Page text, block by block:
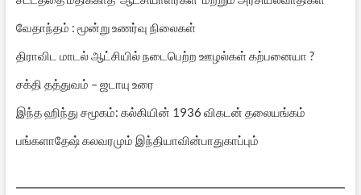
வேதாந்தம் : மூன்று உணர்வு நிலைகள்
திராவிட மாடல் ஆட்சியில் நடைபெற்ற ஊழல்கள் கற்பனையா ?
சக்தி தத்துவம் – ஜடாயு உரை
இந்த ஹிந்து சமூகம்: கல்கியின் 1936 விகடன் தலையங்கம்
பங்களாதேஷ் கலவரமும் இந்தியாவின்பாதுகாப்பும்